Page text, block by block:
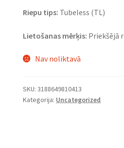
Riepu tips: Tubeless (TL)
Lietošanas mērķis: Priekšējā
Nav noliktavā
SKU:3188649810413
Kategorija: Uncategorized